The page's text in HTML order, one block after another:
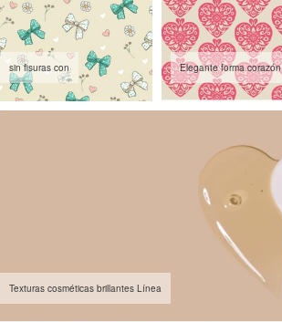
sin fisuras con Elegante forma corazón
Texturas cosméticas brillantes Línea